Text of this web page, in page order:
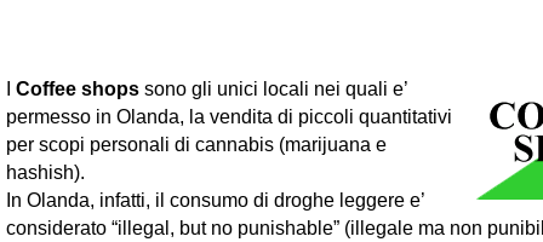
I Coffee shops sono gli unici locali nei quali e’
permesso in Olanda, la vendita di piccoli quantitativi
per scopi personali di cannabis (marijuana e
hashish).
In Olanda, infatti, il consumo di droghe leggere e’
considerato “illegal, but no punishable” (illegale ma non